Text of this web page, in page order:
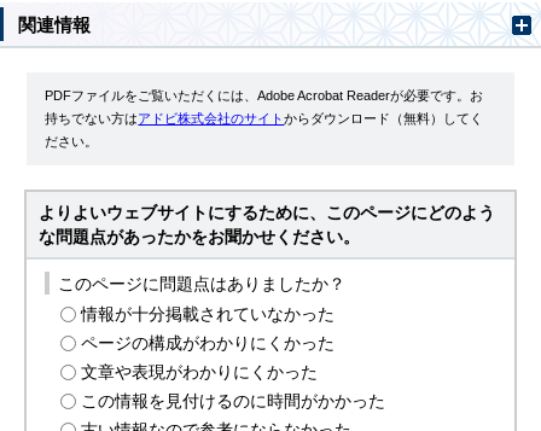
関連情報
PDFファイルをご覧いただくには、Adobe Acrobat Readerが必要です。お
持ちでない方はアドビ株式会社のサイトからダウンロード（無料）してく
ださい。
よりよいウェブサイトにするために、このページにどのよう
な問題点があったかをお聞かせください。
このページに問題点はありましたか？
情報が十分掲載されていなかった
ページの構成がわかりにくかった
文章や表現がわかりにくかった
この情報を見付けるのに時間がかかった